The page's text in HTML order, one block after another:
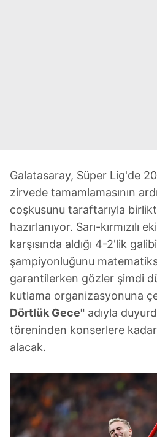
Galatasaray, Süper Lig'de
zirvede tamamlamasının
coşkusunu taraftarıyla
hazırlanıyor. Sarı-kırmızılı
karşısında aldığı 4-2'lik
şampiyonluğunu
garantilerken gözler şimdi
kutlama organizasyonuna
Dörtlük Gece" adıyla
töreninden konserlere
alacak.